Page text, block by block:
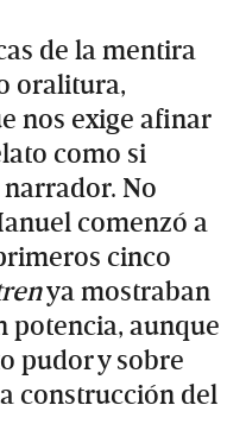
de la mentira
oralitura,
nos exige afinar
como si
No
comenzó a
cinco
ya mostraban
potencia, aunque
pudor y sobre
construcción del